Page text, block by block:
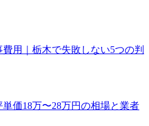
用｜栃木で失敗しない5つの判
価18万〜28万円の相場と業者